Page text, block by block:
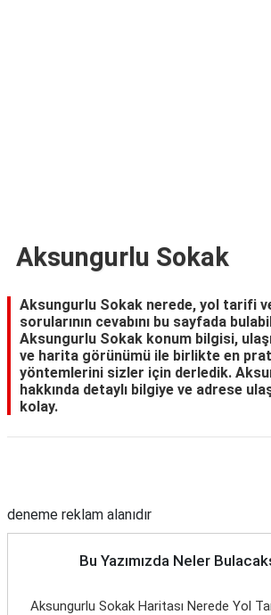
Aksungurlu Sokak
Aksungurlu Sokak nerede, yol tarifi
sorularının cevabını bu sayfada
Aksungurlu Sokak konum bilgisi,
ve harita görünümü ile birlikte en
yöntemlerini sizler için derledik.
hakkında detaylı bilgiye ve adrese
kolay.
deneme reklam alanıdır
Bu Yazımızda Neler
Aksungurlu Sokak Haritası Nerede Yol